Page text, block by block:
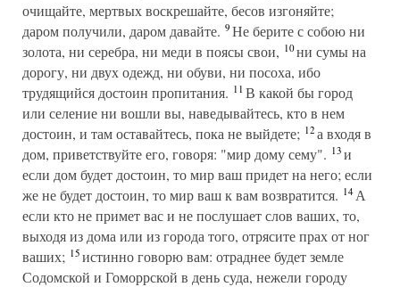
очищайте, мертвых воскрешайте, бесов изгоняйте;
даром получили, даром давайте. 9Не берите с собою ни
золота, ни серебра, ни меди в поясы свои, 10ни сумы на
дорогу, ни двух одежд, ни обуви, ни посоха, ибо
трудящийся достоин пропитания. 11В какой бы город
или селение ни вошли вы, наведывайтесь, кто в нем
достоин, и там оставайтесь, пока не выйдете; 12а входя в
дом, приветствуйте его, говоря: "мир дому сему". 13и
если дом будет достоин, то мир ваш придет на него; если
же не будет достоин, то мир ваш к вам возвратится. 14А
если кто не примет вас и не послушает слов ваших, то,
выходя из дома или из города того, отрясите прах от ног
ваших; 15истинно говорю вам: отраднее будет земле
Содомской и Гоморрской в день суда, нежели городу